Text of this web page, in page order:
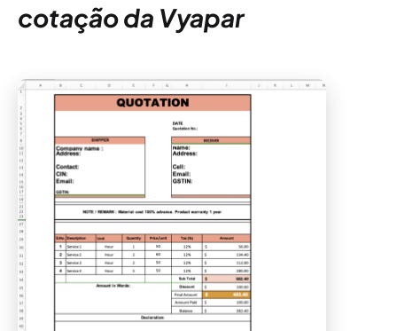
cotação da Vyapar